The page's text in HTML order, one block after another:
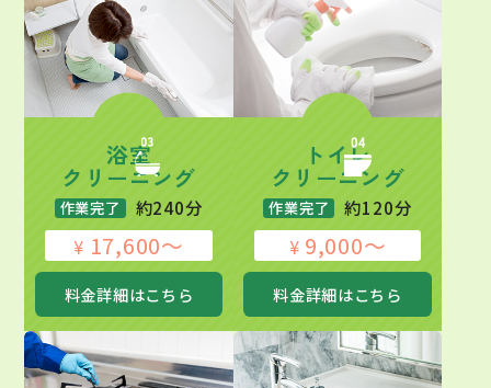
浴室
クリーニング
作業完了 約240分
¥ 17,600～
料金詳細はこちら
トイレ
クリーニング
作業完了 約120分
¥ 9,000～
料金詳細はこちら